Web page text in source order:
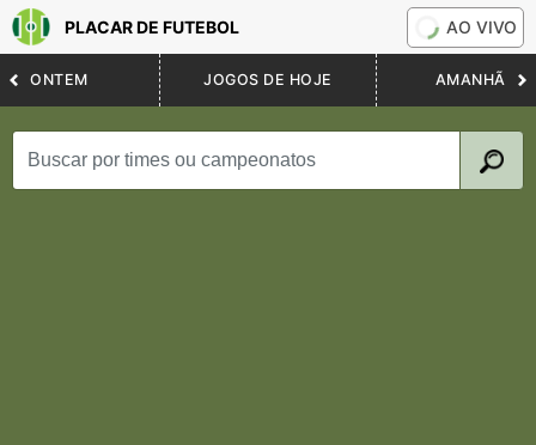
PLACAR DE FUTEBOL AO VIVO
ONTEM JOGOS DE HOJE AMANHÃ